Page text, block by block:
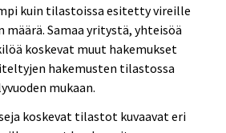
kuin tilastoissa esitetty vireille
määrä. Samaa yritystä, yhteisöä
koskevat muut hakemukset
hakemusten tilastossa
mukaan.
koskevat tilastot kuvaavat eri